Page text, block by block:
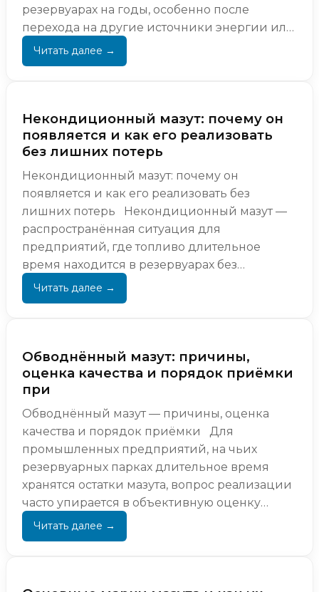
резервуарах на годы, особенно после
перехода на другие источники энергии или
снижения потреблени...
Некондиционный мазут: почему он
появляется и как его реализовать
без лишних потерь
Некондиционный мазут: почему он
появляется и как его реализовать без
лишних потерь Некондиционный мазут —
распространённая ситуация для
предприятий, где топливо длительное
время находится в резервуарах без
активного использования. Даже если
изнача...
Обводнённый мазут: причины,
оценка качества и порядок приёмки
при
Обводнённый мазут — причины, оценка
качества и порядок приёмки Для
промышленных предприятий, на чьих
резервуарных парках длительное время
хранятся остатки мазута, вопрос реализации
часто упирается в объективную оценку
реального качества топлива. ...